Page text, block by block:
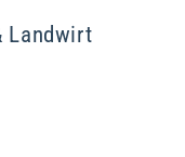
Landwirt